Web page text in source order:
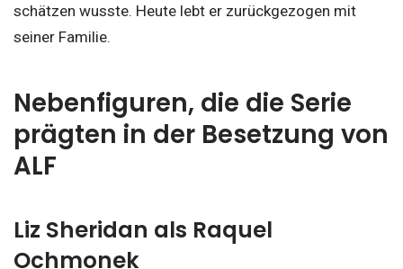
schätzen wusste. Heute lebt er zurückgezogen mit
seiner Familie.
Nebenfiguren, die die Serie
prägten in der Besetzung von
ALF
Liz Sheridan als Raquel
Ochmonek